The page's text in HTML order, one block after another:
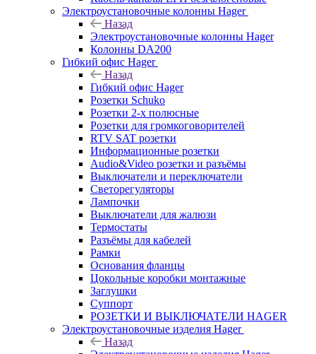
Электроустановочные колонны Hager
Назад
Электроустановочные колонны Hager
Колонны DA200
Гибкий офис Hager
Назад
Гибкий офис Hager
Розетки Schuko
Розетки 2-х полюсные
Розетки для громкоговорителей
RTV SAT розетки
Информационные розетки
Audio&Video розетки и разъёмы
Выключатели и переключатели
Светорегуляторы
Лампочки
Выключатели для жалюзи
Термостаты
Разъёмы для кабелей
Рамки
Основания фланцы
Цокольные коробки монтажные
Заглушки
Суппорт
РОЗЕТКИ И ВЫКЛЮЧАТЕЛИ HAGER
Электроустановочные изделия Hager
Назад